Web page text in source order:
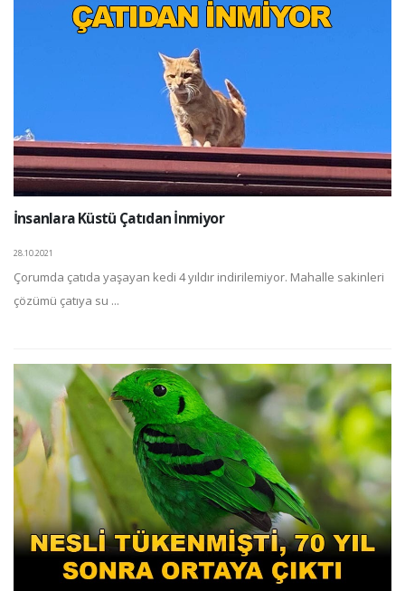
İnsanlara Küstü Çatıdan İnmiyor
28.10.2021
Çorumda çatıda yaşayan kedi 4 yıldır indirilemiyor. Mahalle sakinleri
çözümü çatıya su ...